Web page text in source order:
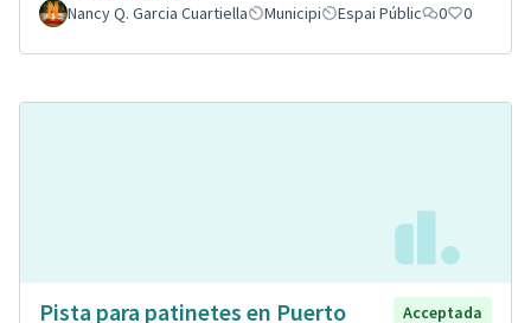
Nancy Q. Garcia Cuartiella Municipi Espai Públic 0 0
Pista para patinetes en Puerto Acceptada